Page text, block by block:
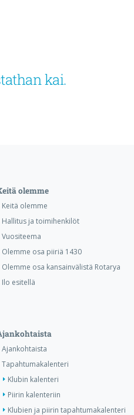
kai.
olemme
Keitä olemme
Hallitus ja toimihenkilöt
Vuositeema
Olemme osa piiriä 1430
Olemme osa kansainvälistä Rotarya
Ilo esitellä
Ajankohtaista
Tapahtumakalenteri
Klubin kalenteri
Piirin kalenteriin
Klubien ja piirin tapahtumakalenteri